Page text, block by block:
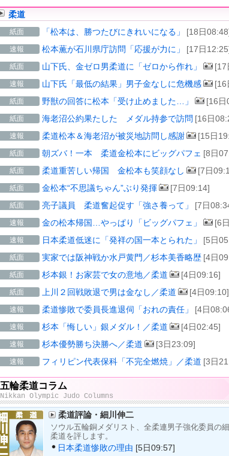
柔道
紙面 「松本は、勝つたびにきれいになる」 [18日
速報 松本薫が石川県庁訪問「応援が力に」 [17日
紙面 山下氏、金ゼロ男柔道に「ゼロから作れ」 [17
速報 山下氏「最低の結果」男子金なしに危機感 [16
紙面 野獣の回答に松本「受け止めました…」 [16日
紙面 海老沼公約果たした メダル持参で訪問 [16日
速報 柔道松本＆海老沼が被災地訪問し感謝 [15日
紙面 朝ズバ！一本 柔道金松本にビッグパフェ [8日
紙面 柔道重苦しい帰国 金松本も笑顔なし [7日
紙面 金松本“不思議ちゃん”ぶり発揮 [7日09:14]
紙面 亮子議員 柔道奮起促す「強さ養って」 [7日
速報 金の松本帰国…やっぱり「ビッグパフェ」 [6
速報 日本柔道低迷に「発祥の国一本とられた」 [5日
紙面 実家では阪神戦か水戸黄門／杉本美香略歴 [4日
紙面 杉本銀！お家芸で女の意地／柔道 [4日09:16]
紙面 上川２回戦敗退で男は金なし／柔道 [4日09:10]
速報 柔道惨敗で委員長進退伺「おれの責任」 [4日
速報 杉本「悔しい」銀メダル！／柔道 [4日02:45]
速報 杉本優勢勝ち決勝へ／柔道 [3日23:09]
速報 フィリピン代表保科「不完全燃焼」／柔道 [3日
五輪柔道コラム
Nikkan Olympic Judo Columns
柔道評論・細川伸二
ソウル五輪銅メダリスト、全柔連男子強化委員の
柔道を評します。
日本柔道惨敗の理由 [5日09:57]